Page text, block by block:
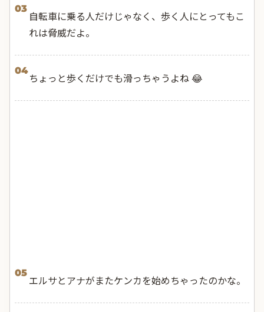
03
自転車に乗る人だけじゃなく、歩く人にとってもこ
れは脅威だよ。
04
ちょっと歩くだけでも滑っちゃうよね 😂
05
エルサとアナがまたケンカを始めちゃったのかな。